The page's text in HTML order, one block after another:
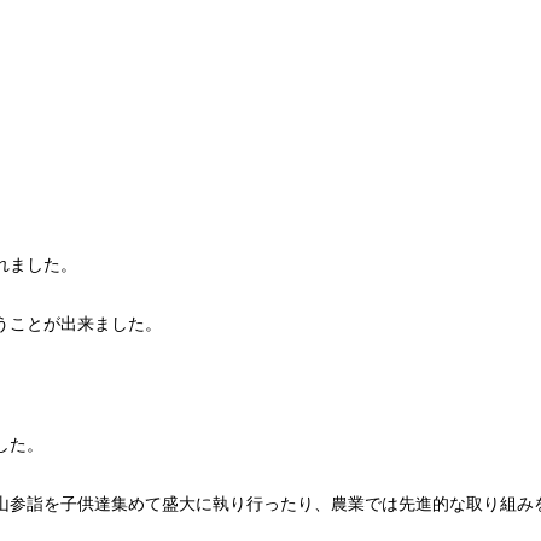
した。
とが出来ました。
。
詣を子供達集めて盛大に執り行ったり、農業では先進的な取り組